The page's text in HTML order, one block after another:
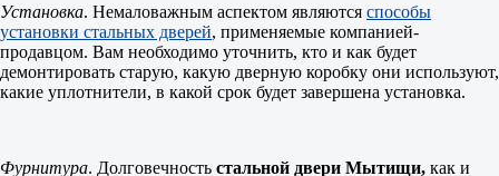
Установка. Немаловажным аспектом являются способы
установки стальных дверей, применяемые компанией-
продавцом. Вам необходимо уточнить, кто и как будет
демонтировать старую, какую дверную коробку они используют,
какие уплотнители, в какой срок будет завершена установка.
Фурнитура. Долговечность стальной двери Мытищи, как и